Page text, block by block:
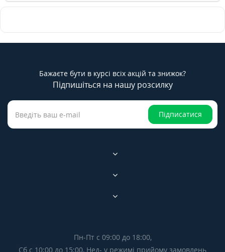
Бажаєте бути в курсі всіх акцій та знижок?
Підпишіться на нашу розсилку
Підписатися
Пн-Пт с 09:00 до 18:00,
Сб с 10:00 до 15:00, Нед- у режимі прийому замовлень